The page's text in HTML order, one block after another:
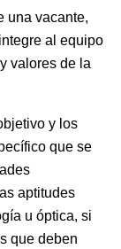
una vacante,
al equipo
valores de la
y los
que se
aptitudes
u óptica, si
que deben